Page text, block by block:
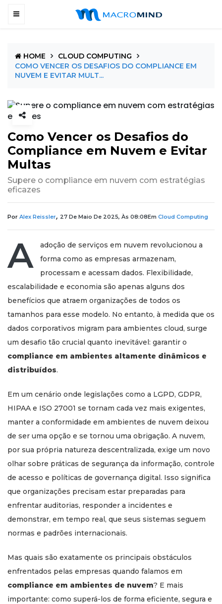
HOME
CLOUD COMPUTING
COMO VENCER OS DESAFIOS DO COMPLIANCE EM
NUVEM E EVITAR MULT...
Como Vencer os Desafios do
Compliance em Nuvem e Evitar
Multas
Supere o compliance em nuvem com estratégias
eficazes
Por Alex Reissler, 27 De Maio De 2025, Às 08:08Em Cloud Computing
A
adoção de serviços em nuvem revolucionou a
forma como as empresas armazenam,
processam e acessam dados. Flexibilidade,
escalabilidade e economia são apenas alguns dos
benefícios que atraem organizações de todos os
tamanhos para esse modelo. No entanto, à medida que os
dados corporativos migram para ambientes cloud, surge
um desafio tão crucial quanto inevitável: garantir o
compliance em ambientes altamente dinâmicos e
distribuídos.
Em um cenário onde legislações como a LGPD, GDPR,
HIPAA e ISO 27001 se tornam cada vez mais exigentes,
manter a conformidade em ambientes de nuvem deixou
de ser uma opção e se tornou uma obrigação. A nuvem,
por sua própria natureza descentralizada, exige um novo
olhar sobre práticas de segurança da informação, controle
de acesso e políticas de governança digital. Isso significa
que organizações precisam estar preparadas para
enfrentar auditorias, responder a incidentes e
demonstrar, em tempo real, que seus sistemas seguem
normas e padrões internacionais.
Mas quais são exatamente os principais obstáculos
enfrentados pelas empresas quando falamos em
compliance em ambientes de nuvem? E mais
importante: como superá-los de forma eficiente, segura e